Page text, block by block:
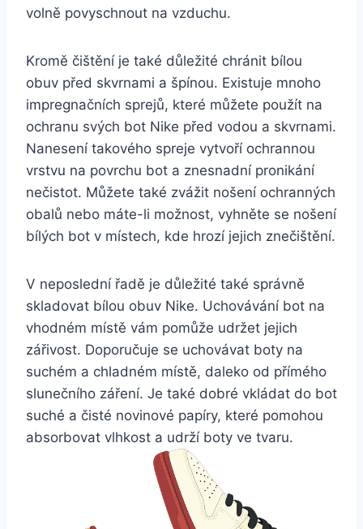
‌volně povyschnout na vzduchu.
Kromě čištění je také důležité chránit bílou
obuv před skvrnami a ​špínou. Existuje mnoho
⁣impregnačních sprejů, které můžete použít na
ochranu svých‍ bot Nike před vodou⁢ a‍ skvrnami.
Nanesení takového spreje vytvoří ochrannou
vrstvu na povrchu bot a znesnadní ⁣pronikání
nečistot. Můžete ​také zvážit nošení ochranných
obalů nebo ‌máte-li možnost, vyhněte se nošení
⁢bílých bot v⁤ místech, kde hrozí jejich znečištění.
V neposlední řadě je důležité také správně
skladovat bílou ​obuv Nike.‌ Uchovávání bot ⁣na
vhodném místě vám ⁣pomůže udržet jejich
zářivost. Doporučuje se ‍uchovávat boty na
suchém a chladném​ místě, daleko od přímého
slunečního záření. Je také dobré vkládat ⁢do bot
suché a čisté novinové papíry, které pomohou⁣
absorbovat vlhkost a udrží⁣ boty ve tvaru.